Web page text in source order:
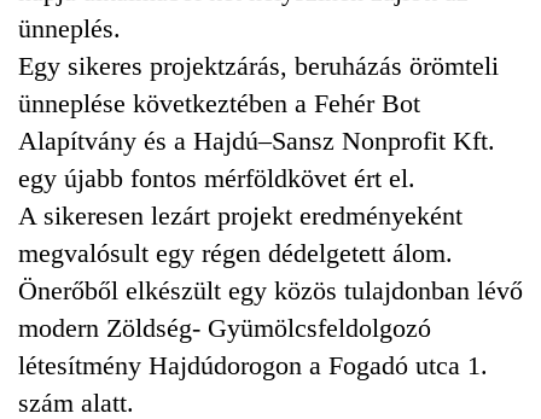
ünneplés.
Egy sikeres projektzárás, beruházás örömteli
ünneplése következtében a Fehér Bot
Alapítvány és a Hajdú–Sansz Nonprofit Kft.
egy újabb fontos mérföldkövet ért el.
A sikeresen lezárt projekt eredményeként
megvalósult egy régen dédelgetett álom.
Önerőből elkészült egy közös tulajdonban lévő
modern Zöldség- Gyümölcsfeldolgozó
létesítmény Hajdúdorogon a Fogadó utca 1.
szám alatt.